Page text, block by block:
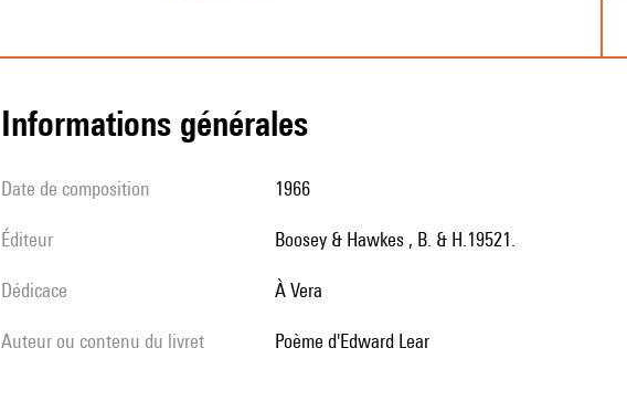
informations générales
date de composition 1966
éditeur Boosey & Hawkes , B. & H.19521.
Dédicace à Vera
Auteur ou contenu du livret poème d'Edward Lear